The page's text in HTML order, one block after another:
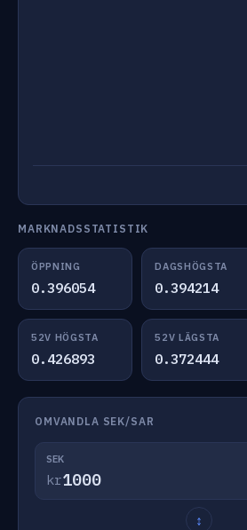
MARKNADSSTATISTIK
ÖPPNING
0.396054
DAGSHÖGSTA
0.394214
52V HÖGSTA
0.426893
52V LÄGSTA
0.372444
OMVANDLA SEK/SAR
SEK
kr
↕